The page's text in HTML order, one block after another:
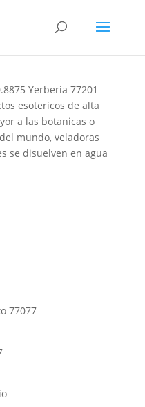
Yerberia 77201
esotericos de alta
a las botanicas o
mundo, veladoras
se disuelven en agua
77077